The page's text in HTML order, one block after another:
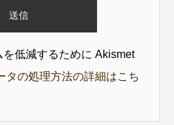
低減するために Akismet
タの処理方法の詳細はこち